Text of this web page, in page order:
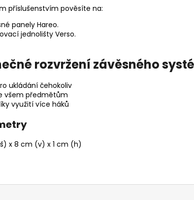
příslušenstvím pověsíte na:
panely Hareo.
jednolišty Verso.
rozvržení závěsného
ukládání čehokoliv
všem předmětům
využití více háků
x 8 cm (v) x 1 cm (h)